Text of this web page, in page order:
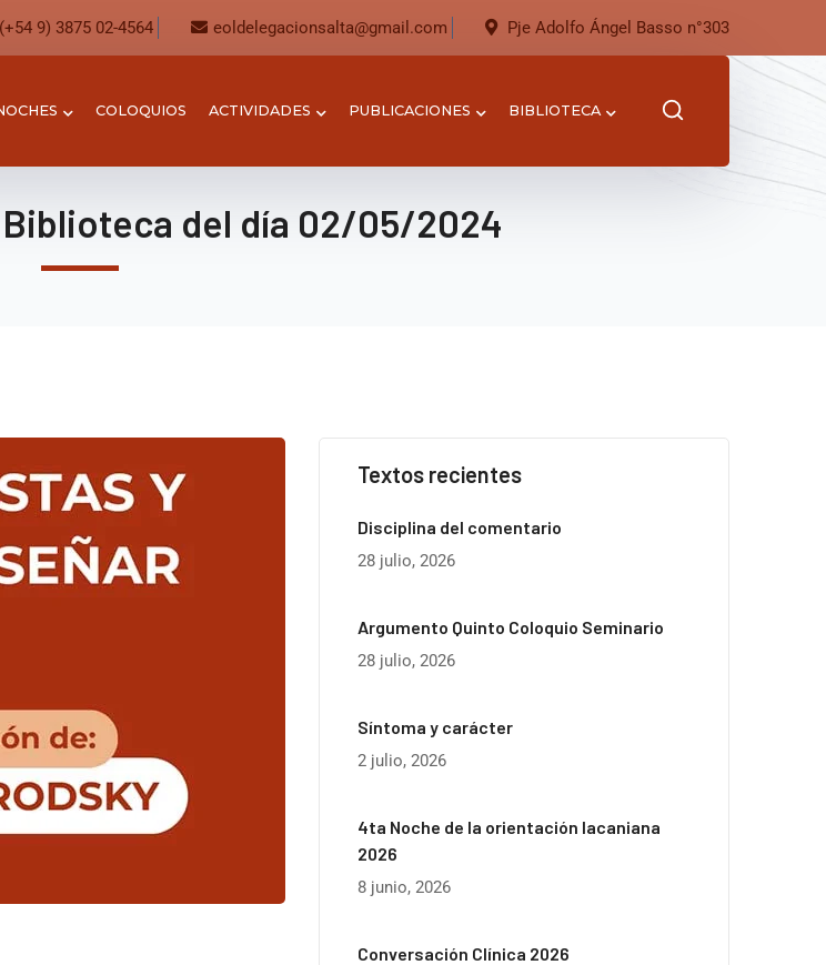
(+54 9) 3875 02-4564 eoldelegacionsalta@gmail.com Pje Adolfo Ángel Basso n°303
COLOQUIOS ACTIVIDADES PUBLICACIONES BIBLIOTECA
del día 02/05/2024
Textos recientes
Disciplina del comentario
28 julio, 2026
Argumento Quinto Coloquio Seminario
28 julio, 2026
Síntoma y carácter
2 julio, 2026
4ta Noche de la orientación lacaniana
2026
8 junio, 2026
Conversación Clínica 2026